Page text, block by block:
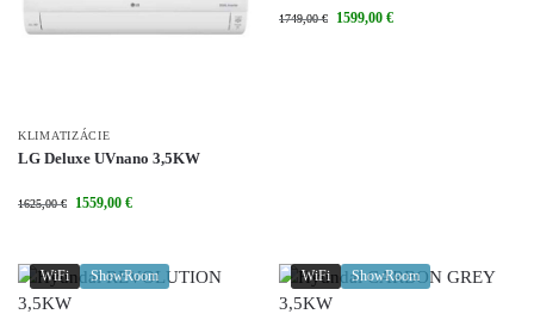
KLIMATIZÁCIE
LG Deluxe UVnano 3,5KW
1625,00€ 1559,00 €
1749,00€ 1599,00 €
WiFi ShowRoom WiFi ShowRoom